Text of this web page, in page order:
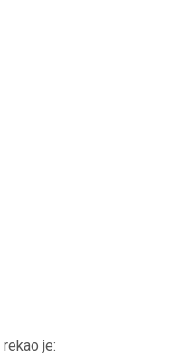
rekao je: